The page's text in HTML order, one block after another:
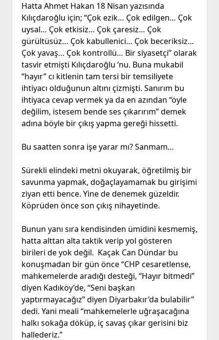
Hatta Ahmet Hakan 18 Nisan yazısında
Kılıçdaroğlu için; “Çok ezik… Çok edilgen… Çok
uysal… Çok etkisiz… Çok çaresiz… Çok
gürültüsüz… Çok kabullenici… Çok beceriksiz…
Çok yavaş… Çok kontrollü… Bir siyasetçi” olarak
tasvir etmişti Kılıçdaroğlu ‘nu. Buna mukabil
“hayır” cı kitlenin tam tersi bir temsiliyete
ihtiyacı olduğunun altını çizmişti. Sanırım bu
ihtiyaca cevap vermek ya da en azından “öyle
değilim, istesem bende ses çıkarırım” demek
adına böyle bir çıkış yapma gereği hissetti.
Bu saatten sonra işe yarar mı? Sanmam…
Sürekli elindeki metni okuyarak, öğretilmiş bir
savunma yapmak, doğaçlayamamak bu girişimi
ziyan etti bence. Yine de denemek güzeldir.
Köprüden önce son çıkış nihayetinde.
Bunun yanı sıra kendisinden ümidini kesmemiş,
hatta alttan alta taktik verip yol gösteren
birileri de yok değil. Kaçak Can Dündar bu
konuşmadan bir gün önce “CHP cesaretlense,
mahkemelerde aradığı desteği, “Hayır bitmedi”
diyen Kadıköy’de, “Seni başkan
yaptırmayacağız” diyen Diyarbakır’da bulabilir”
dedi. Yani meali “mahkemelerle uğraşacağına
halkı sokağa döküp, iç savaş çıkar gerisini biz
hallederiz.”